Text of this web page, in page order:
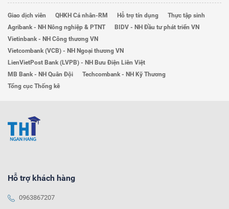
Giao dịch viên QHKH Cá nhân-RM Hỗ trợ tín dụng
Thực tập sinh
Agribank - NH Nông nghiệp & PTNT
BIDV - NH Đầu tư phát triển VN
Vietinbank - NH Công thương VN
Vietcombank (VCB) - NH Ngoại thương VN
LienVietPost Bank (LVPB) - NH Bưu Điện Liên Việt
MB Bank - NH Quân Đội
Techcombank - NH Kỹ Thương
Tổng cục Thống kê
Hỗ trợ khách hàng
0963867207